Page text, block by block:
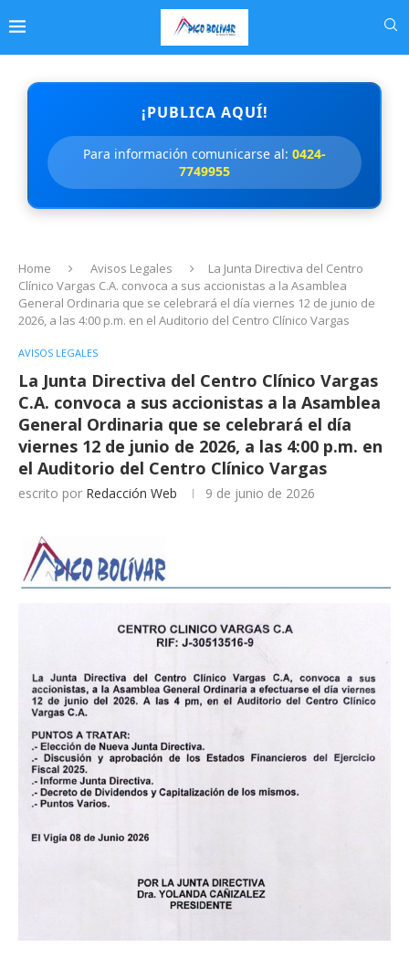
¡PUBLICA AQUÍ!
Para información comunicarse al: 0424-
7749955
Home Avisos Legales
La Junta Directiva del Centro
Clínico Vargas C.A. convoca a sus accionistas a la Asamblea
General Ordinaria que se celebrará el día viernes 12 de junio de
2026, a las 4:00 p.m. en el Auditorio del Centro Clínico Vargas
AVISOS LEGALES
La Junta Directiva del Centro Clínico Vargas
C.A. convoca a sus accionistas a la Asamblea
General Ordinaria que se celebrará el día
viernes 12 de junio de 2026, a las 4:00 p.m. en
el Auditorio del Centro Clínico Vargas
escrito por Redacción Web 9 de junio de 2026